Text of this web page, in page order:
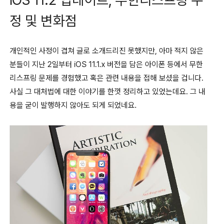
정 및 변화점
개인적인 사정이 겹쳐 글로 소개드리진 못했지만, 아마 적지 않은
분들이 지난 2일부터 iOS 11.1.x 버전을 담은 아이폰 등에서 무한
리스프링 문제를 경험했고 혹은 관련 내용을 접해 보셨을 겁니다.
사실 그 대처법에 대한 이야기를 한껏 정리하고 있었는데요. 그 내
용을 굳이 발행하지 않아도 되게 되었네요.